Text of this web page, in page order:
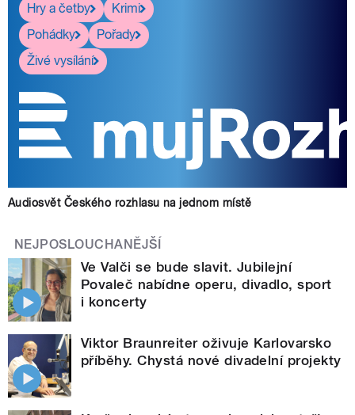
Hry a četby
Krimi
Pohádky
Pořady
Živé vysílání
Audiosvět Českého rozhlasu na jednom místě
NEJPOSLOUCHANĚJŠÍ
Ve Valči se bude slavit. Jubilejní
Povaleč nabídne operu, divadlo, sport
i koncerty
Viktor Braunreiter oživuje Karlovarsko
příběhy. Chystá nové divadelní projekty